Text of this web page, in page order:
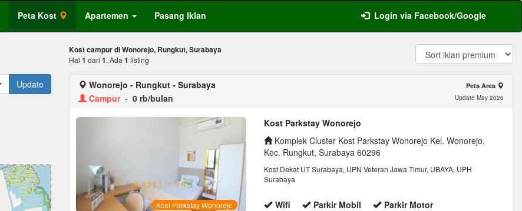
Peta Kost Apartemen Pasang Iklan Login via Facebook/Google
Update
Kost campur di Wonorejo, Rungkut, Surabaya
Hal 1 dari 1, Ada 1 listing
Wonorejo - Rungkut - Surabaya
Campur- 0 rb/bulan
Peta Area
Update May 2026
Kost Parkstay Wonorejo
Kost Parkstay Wonorejo
Komplek Cluster Kost Parkstay Wonorejo Kel. Wonorejo,
Kec. Rungkut, Surabaya 60296
Kost Dekat UT Surabaya, UPN Veteran Jawa Timur, UBAYA, UPH
Surabaya
Wifi Parkir Mobil
Parkir Motor